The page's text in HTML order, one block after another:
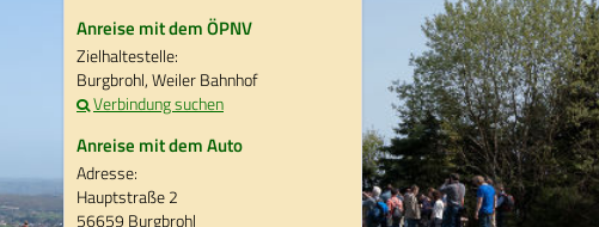
Anreise mit dem ÖPNV
Zielhaltestelle:
Burgbrohl, Weiler Bahnhof
Verbindung suchen
Anreise mit dem Auto
Adresse:
Hauptstraße 2
56659 Burgbrohl